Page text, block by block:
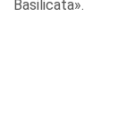
Basilicata».